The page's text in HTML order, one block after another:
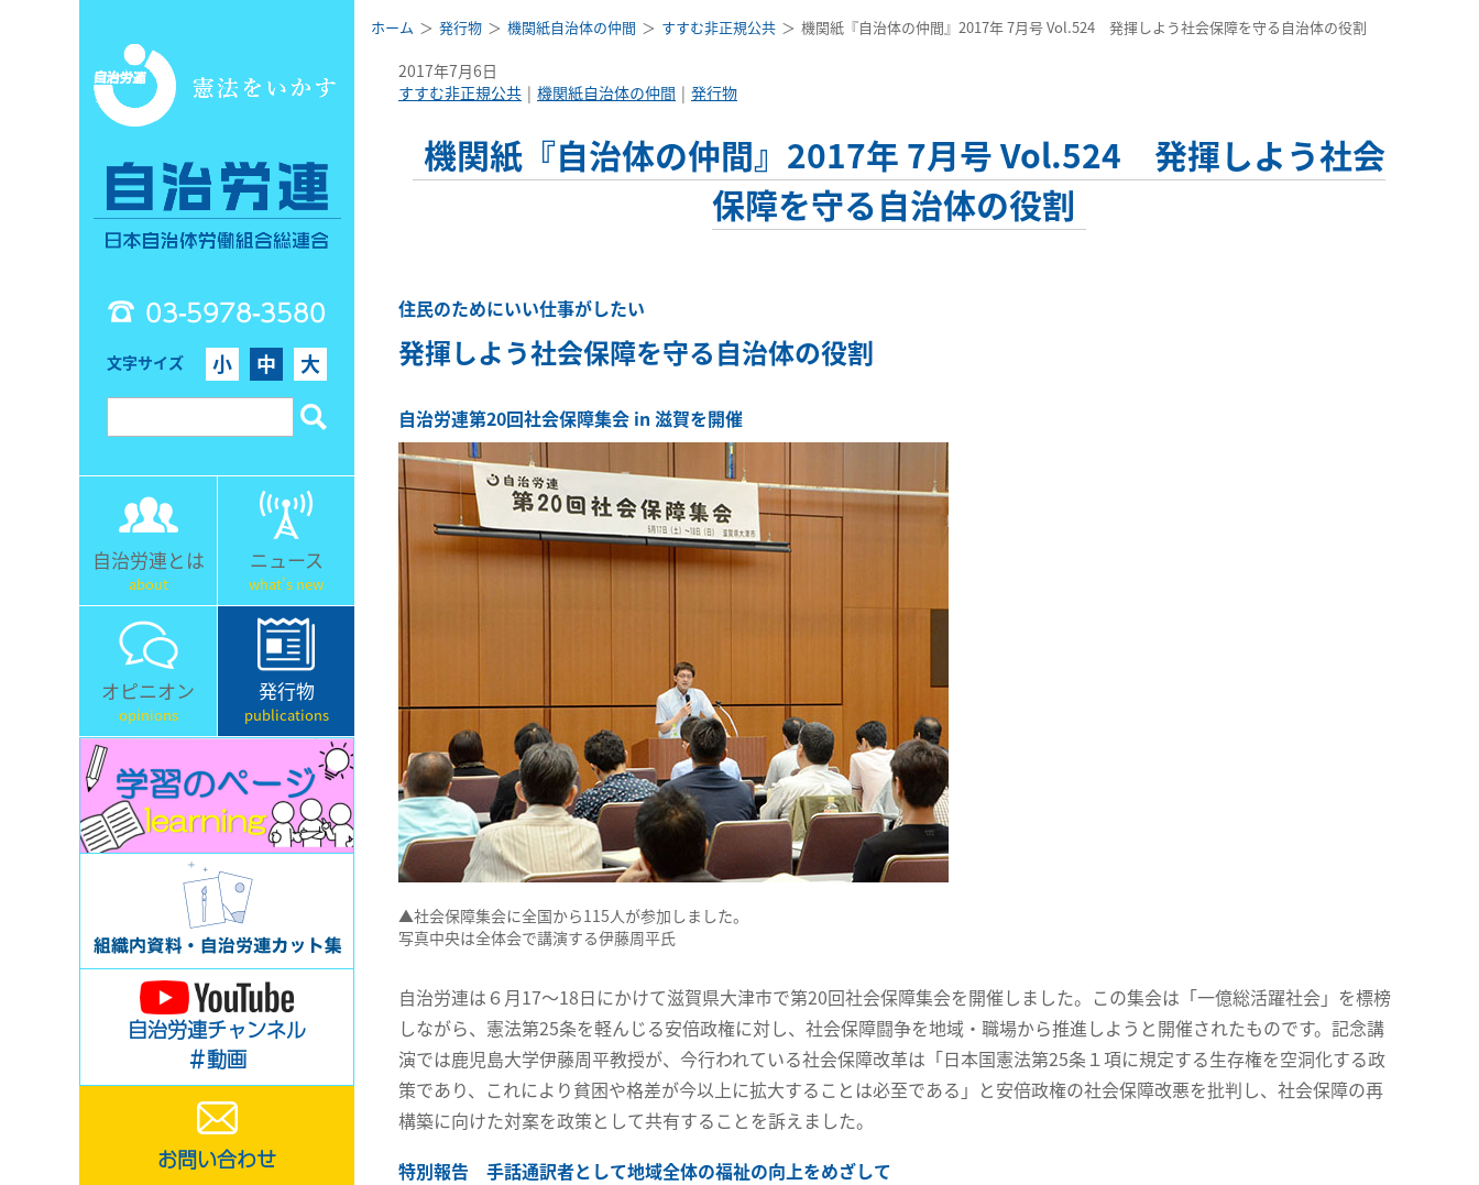
03-5978-3580
文字サイズ 小 中 大
自治労連とは
about
ニュース
what's new
オピニオン
opinions
発行物
publications
自治労連チャンネル
＃動画
お問い合わせ
ホーム 発行物 機関紙自治体の仲間 すすむ非正規公共 機関紙『自治体の仲間』2017年 7月号 Vol.524 発揮しよう社会保障を守る自治体の役割
2017年7月6日
すすむ非正規公共
機関紙自治体の仲間 発行物
機関紙『自治体の仲間』2017年 7月号 Vol.524 発揮しよう社会
保障を守る自治体の役割
住民のためにいい仕事がしたい
発揮しよう社会保障を守る自治体の役割
自治労連第20回社会保障集会 in 滋賀を開催
▲社会保障集会に全国から115人が参加しました。
写真中央は全体会で講演する伊藤周平氏
自治労連は６月17～18日にかけて滋賀県大津市で第20回社会保障集会を開催しました。この集会は「一億総活躍社会」を標榜
しながら、憲法第25条を軽んじる安倍政権に対し、社会保障闘争を地域・職場から推進しようと開催されたものです。記念講
演では鹿児島大学伊藤周平教授が、今行われている社会保障改革は「日本国憲法第25条１項に規定する生存権を空洞化する政
策であり、これにより貧困や格差が今以上に拡大することは必至である」と安倍政権の社会保障改悪を批判し、社会保障の再
構築に向けた対案を政策として共有することを訴えました。
特別報告 手話通訳者として地域全体の福祉の向上をめざして